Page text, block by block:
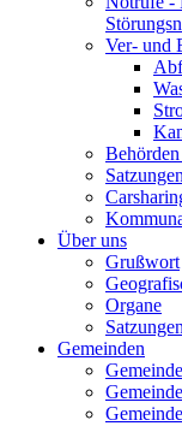
Ver- und
Über uns
Grußwort
Organe
Satzungen
Gemeinden